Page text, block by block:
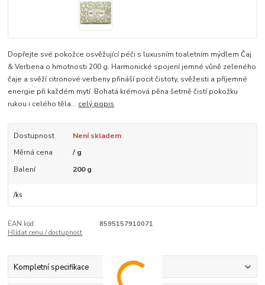
Dopřejte své pokožce osvěžující péči s luxusním toaletním mýdlem Čaj
& Verbena o hmotnosti 200 g. Harmonické spojení jemné vůně zeleného
čaje a svěží citronové verbeny přináší pocit čistoty, svěžesti a příjemné
energie při každém mytí. Bohatá krémová pěna šetrně čistí pokožku
rukou i celého těla... celý popis
Dostupnost
Není skladem
Měrná cena
/ g
Balení
200 g
/ks
EAN kód:
8595157910071
Hlídat cenu / dostupnost
Kompletní specifikace